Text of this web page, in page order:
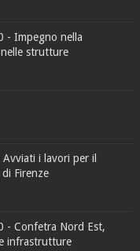
- Impegno nella
strutture
i lavori per il
Firenze
- Confetra Nord Est,
infrastrutture